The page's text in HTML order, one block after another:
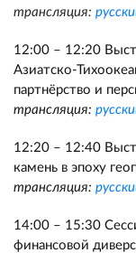
трансляция:
12:00 – 12:20
Азиатско-
партнёрство и
трансляция:
12:20 – 12:40
камень в эпоху
трансляция:
14:00 – 15:30
финансовой